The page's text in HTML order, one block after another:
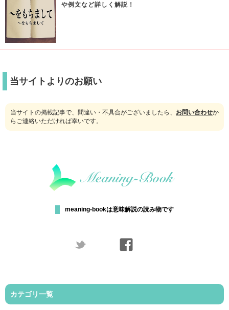
や例文など詳しく解説！
当サイトよりのお願い
当サイトの掲載記事で、間違い・不具合がございましたら、 お問い合わせか
らご連絡いただければ幸いです。
meaning-bookは意味解説の読み物です
カテゴリ一覧